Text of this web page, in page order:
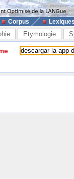
Corpus
Etymologie